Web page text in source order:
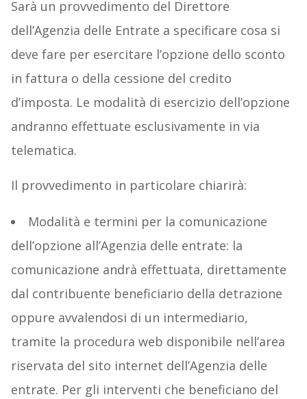
Sarà un provvedimento del Direttore
dell’Agenzia delle Entrate a specificare cosa si
deve fare per esercitare l’opzione dello sconto
in fattura o della cessione del credito
d’imposta. Le modalità di esercizio dell’opzione
andranno effettuate esclusivamente in via
telematica.
Il provvedimento in particolare chiarirà:
Modalità e termini per la comunicazione
dell’opzione all’Agenzia delle entrate: la
comunicazione andrà effettuata, direttamente
dal contribuente beneficiario della detrazione
oppure avvalendosi di un intermediario,
tramite la procedura web disponibile nell’area
riservata del sito internet dell’Agenzia delle
entrate. Per gli interventi che beneficiano del